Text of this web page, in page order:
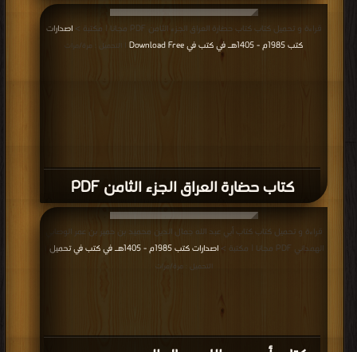
كتاب حضارة العراق الجزء الثامن PDF
قراءة و تحميل كتاب كتاب حضارة العراق الجزء الثامن PDF مجانا | مكتبة >
اصدارات
كتب 1985م - 1405هـ في كتب في Download Free
| التحميل : مرة/مرات
قراءة و تحميل كتاب كتاب أبي عبد الله جمال الدين محميد بن حمير بن عمر الوصابي
الهمداني PDF مجانا | مكتبة >
اصدارات كتب 1985م - 1405هـ في كتب في تحميل
التحميل : مرة/مرات